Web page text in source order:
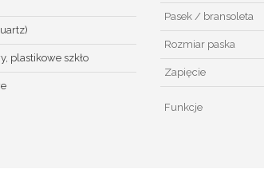
plastikowe szkło
Pasek / bransoleta
Rozmiar paska
Zapięcie
Funkcje